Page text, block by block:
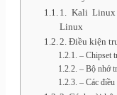
1. Kali
Linux
2. Điều kiện
– Chipset
– Bộ nhớ
– Các